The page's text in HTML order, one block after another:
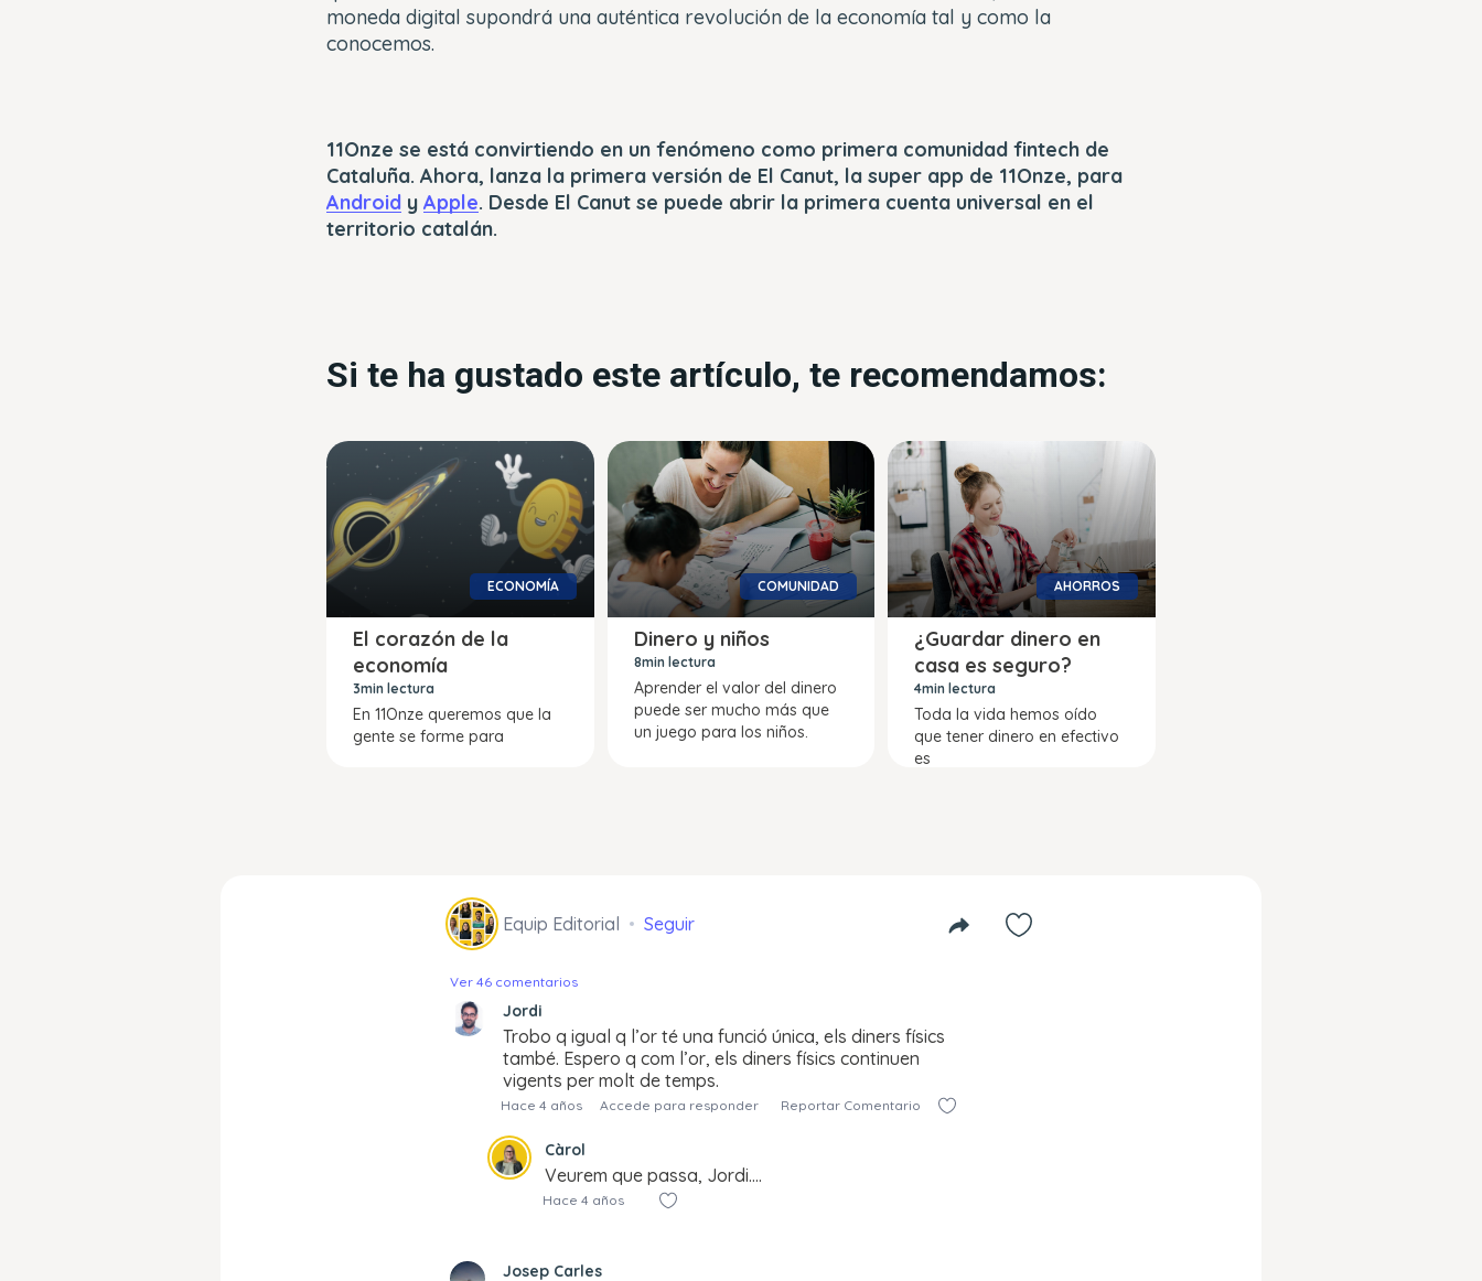
moneda digital supondrá una auténtica revolución de la economía tal y como la
conocemos.
11Onze se está convirtiendo en un fenómeno como primera comunidad fintech de
Cataluña. Ahora, lanza la primera versión de El Canut, la super app de 11Onze, para
Android y Apple. Desde El Canut se puede abrir la primera cuenta universal en el
territorio catalán.
Si te ha gustado este artículo, te recomendamos:
ECONOMÍA
El corazón de la
economía
3min lectura
En 11Onze queremos que la
gente se forme para
COMUNIDAD
Dinero y niños
8min lectura
Aprender el valor del dinero
puede ser mucho más que
un juego para los niños.
AHORROS
¿Guardar dinero en
casa es seguro?
4min lectura
Toda la vida hemos oído
que tener dinero en efectivo
es
Equip Editorial Seguir
Ver 46 comentarios
Jordi
Trobo q igual q l’or té una funció única, els diners físics
també. Espero q com l’or, els diners físics continuen
vigents per molt de temps.
Hace 4 años Accede para responder Reportar Comentario
Càrol
Veurem que passa, Jordi….
Hace 4 años
Josep Carles